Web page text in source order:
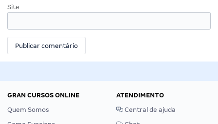
Site
GRAN CURSOS ONLINE
Quem Somos
ATENDIMENTO
Central de ajuda